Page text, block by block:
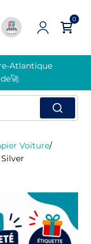
0
Atlantique
Voiture/